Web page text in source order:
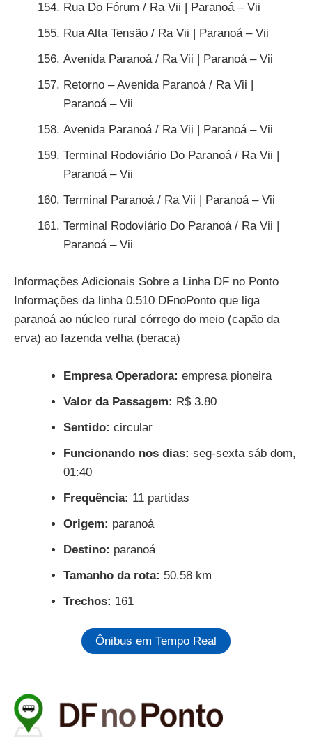
Rua Do Fórum / Ra Vii | Paranoá – Vii
Rua Alta Tensão / Ra Vii | Paranoá – Vii
Avenida Paranoá / Ra Vii | Paranoá – Vii
Retorno – Avenida Paranoá / Ra Vii |
Paranoá – Vii
Avenida Paranoá / Ra Vii | Paranoá – Vii
Terminal Rodoviário Do Paranoá / Ra Vii |
Paranoá – Vii
Terminal Paranoá / Ra Vii | Paranoá – Vii
Terminal Rodoviário Do Paranoá / Ra Vii |
Paranoá – Vii
Informações Adicionais Sobre a Linha DF no Ponto
Informações da linha 0.510 DFnoPonto que liga
paranoá ao núcleo rural córrego do meio (capão da
erva) ao fazenda velha (beraca)
Empresa Operadora: empresa pioneira
Valor da Passagem: R$ 3.80
Sentido: circular
Funcionando nos dias: seg-sexta sáb dom,
01:40
Frequência: 11 partidas
Origem: paranoá
Destino: paranoá
Tamanho da rota: 50.58 km
Trechos: 161
Ônibus em Tempo Real